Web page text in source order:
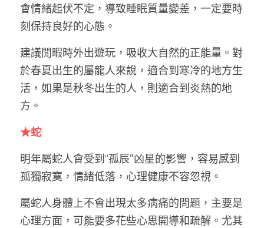
會情緒起伏不定，導致睡眠質量變差，一定要時
刻保持良好的心態。
建議閒暇時外出遊玩，吸收大自然的正能量。對
於春夏出生的屬龍人來說，適合到寒冷的地方生
活，如果是秋冬出生的人，則適合到炎熱的地
方。
★蛇
明年屬蛇人會受到“孤辰”凶星的影響，容易感到
孤獨寂寞，情緒低落，心理健康不容忽視。
屬蛇人身體上不會出現太多病痛的問題，主要是
心理方面，可能要多花些心思開導和疏解。尤其